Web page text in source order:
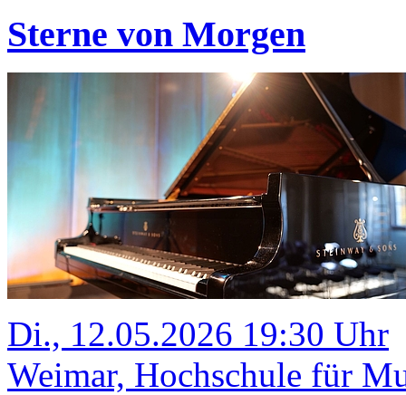
Sterne von Morgen
Di., 12.05.2026 19:30 Uhr
Weimar, Hochschule für